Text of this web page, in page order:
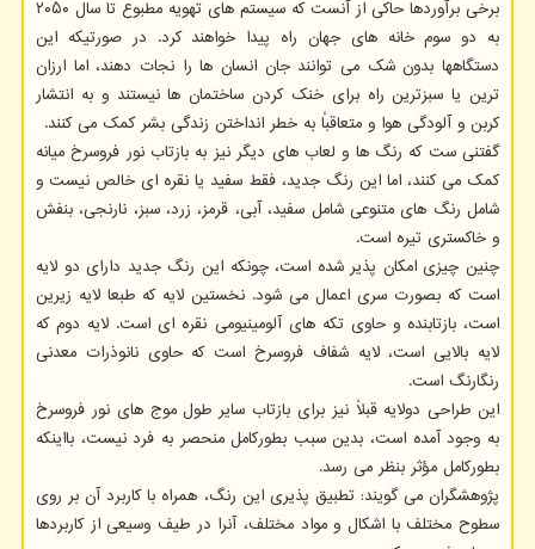
برخی برآوردها حاکی از آنست که سیستم های تهویه مطبوع تا سال ۲۰۵۰
به دو سوم خانه های جهان راه پیدا خواهند کرد. در صورتیکه این
دستگاهها بدون شک می توانند جان انسان ها را نجات دهند، اما ارزان
ترین یا سبزترین راه برای خنک کردن ساختمان ها نیستند و به انتشار
کربن و آلودگی هوا و متعاقباً به خطر انداختن زندگی بشر کمک می کنند.
گفتنی ست که رنگ ها و لعاب های دیگر نیز به بازتاب نور فروسرخ میانه
کمک می کنند، اما این رنگ جدید، فقط سفید یا نقره ای خالص نیست و
شامل رنگ های متنوعی شامل سفید، آبی، قرمز، زرد، سبز، نارنجی، بنفش
و خاکستری تیره است.
چنین چیزی امکان پذیر شده است، چونکه این رنگ جدید دارای دو لایه
است که بصورت سری اعمال می شود. نخستین لایه که طبعا لایه زیرین
است، بازتابنده و حاوی تکه های آلومینیومی نقره ای است. لایه دوم که
لایه بالایی است، لایه شفاف فروسرخ است که حاوی نانوذرات معدنی
رنگارنگ است.
این طراحی دولایه قبلاً نیز برای بازتاب سایر طول موج های نور فروسرخ
به وجود آمده است، بدین سبب بطورکامل منحصر به فرد نیست، بااینکه
بطورکامل مؤثر بنظر می رسد.
پژوهشگران می گویند: تطبیق پذیری این رنگ، همراه با کاربرد آن بر روی
سطوح مختلف با اشکال و مواد مختلف، آنرا در طیف وسیعی از کاربردها